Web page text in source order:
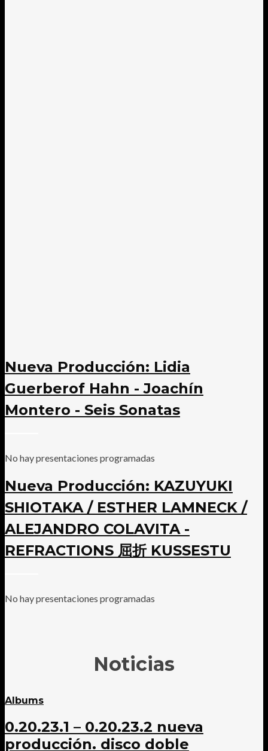
Nueva Producción: Lidia
Guerberof Hahn - Joachín
Montero - Seis Sonatas
No hay presentaciones programadas
Nueva Producción: KAZUYUKI
SHIOTAKA / ESTHER LAMNECK /
ALEJANDRO COLAVITA -
REFRACTIONS 屈折 KUSSESTU
No hay presentaciones programadas
Noticias
Albums
0.20.23.1 – 0.20.23.2 nueva
producción. disco doble